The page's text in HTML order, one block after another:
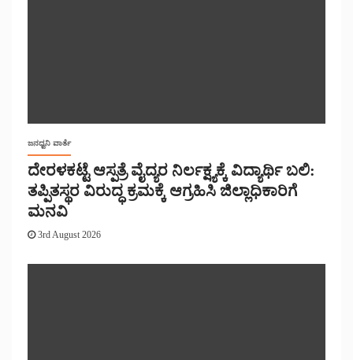
ಜನಧ್ವನಿ ವಾರ್ತೆ
ದೇರಳಕಟ್ಟೆ ಆಸ್ಪತ್ರೆ ವೈದ್ಯರ ನಿರ್ಲಕ್ಷ್ಯಕ್ಕೆ ವಿದ್ಯಾರ್ಥಿ ಬಲಿ:
ತಪ್ಪಿತಸ್ಥರ ವಿರುದ್ಧ ಕ್ರಮಕ್ಕೆ ಆಗ್ರಹಿಸಿ ಜಿಲ್ಲಾಧಿಕಾರಿಗೆ
ಮನವಿ
3rd August 2026